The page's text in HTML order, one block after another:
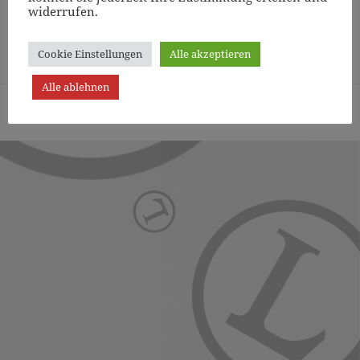
Page1/7 Zoom100%
widerrufen.
Cookie Einstellungen Alle akzeptieren
Alle ablehnen